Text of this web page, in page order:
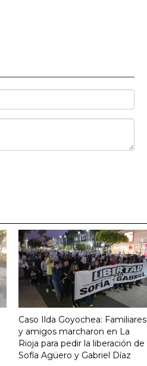
Caso Ilda Goyochea: Familiares
y amigos marcharon en La
Rioja para pedir la liberación de
Sofía Agüero y Gabriel Díaz